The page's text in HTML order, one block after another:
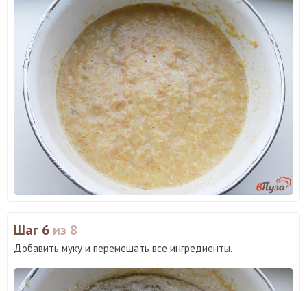
Шаг 6 из 8
Добавить муку и перемешать все ингредиенты.